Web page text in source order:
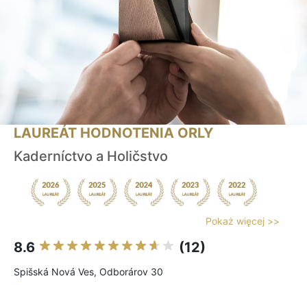
LAUREÁT HODNOTENIA ORLY
Kaderníctvo a Holičstvo
Pokaż więcej >>
8.6 (12)
Spišská Nová Ves, Odborárov 30